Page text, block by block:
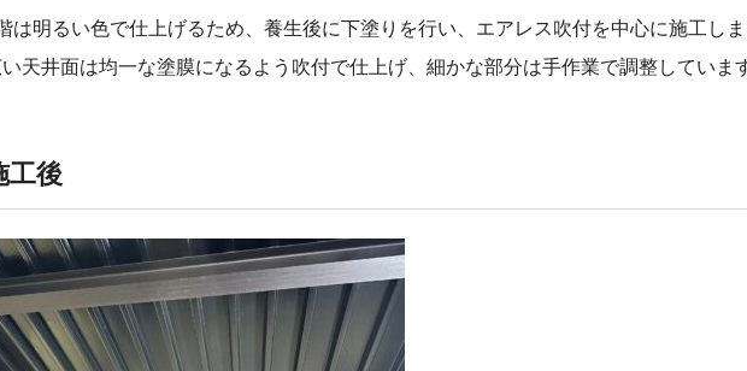
は明るい色で仕上げるため、養生後に下塗りを行い、エアレス吹付を中心に施工しま
い天井面は均一な塗膜になるよう吹付で仕上げ、細かな部分は手作業で調整していま
工後